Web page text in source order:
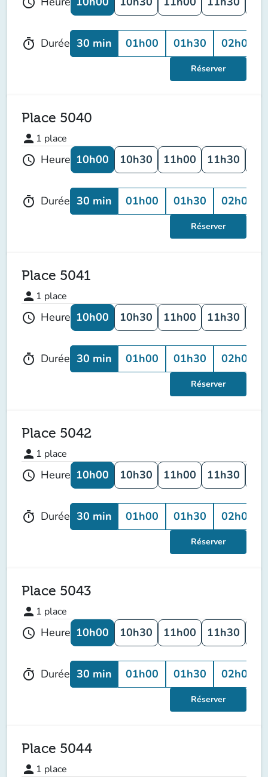
timer Durée 30 min 01h00 01h30 02h00
Réserver
Place 5040
person 1 place
schedule Heure 10h00 10h30 11h00 11h30
timer Durée 30 min 01h00 01h30 02h00
Réserver
Place 5041
person 1 place
schedule Heure 10h00 10h30 11h00 11h30
timer Durée 30 min 01h00 01h30 02h00
Réserver
Place 5042
person 1 place
schedule Heure 10h00 10h30 11h00 11h30
timer Durée 30 min 01h00 01h30 02h00
Réserver
Place 5043
person 1 place
schedule Heure 10h00 10h30 11h00 11h30
timer Durée 30 min 01h00 01h30 02h00
Réserver
Place 5044
person 1 place